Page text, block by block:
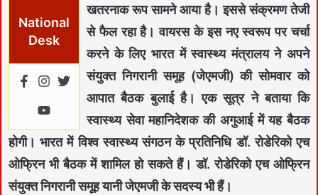
National
Desk
खतरनाक रूप सामने आया है। इससे संक्रमण तेजी
से फैल रहा है। वायरस के इस नए स्वरूप पर चर्चा
करने के लिए भारत में स्वास्थ्य मंत्रालय ने अपने
संयुक्त निगरानी समूह (जेएमजी) की सोमवार को
आपात बैठक बुलाई है। एक सूत्र ने बताया कि
स्वास्थ्य सेवा महानिदेशक की अगुआई में यह बैठक
होगी। भारत में विश्व स्वास्थ्य संगठन के प्रतिनिधि डॉ. रोडेरिको एच
ओफ्रिन भी बैठक में शामिल हो सकते हैं। डॉ. रोडेरिको एच ओफ्रिन
संयुक्त निगरानी समूह यानी जेएमजी के सदस्य भी हैं।